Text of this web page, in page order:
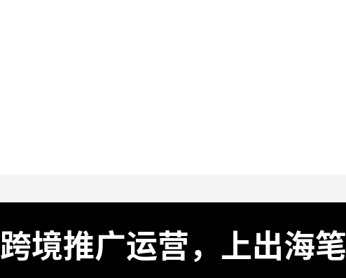
跨境推广运营，上出海